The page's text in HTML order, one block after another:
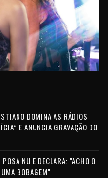
DOMINA AS RÁDIOS
E ANUNCIA GRAVAÇÃO DO
NU E DECLARA: "ACHO O
BOBAGEM"